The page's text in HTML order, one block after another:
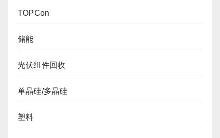
TOPCon
储能
光伏组件回收
单晶硅/多晶硅
塑料